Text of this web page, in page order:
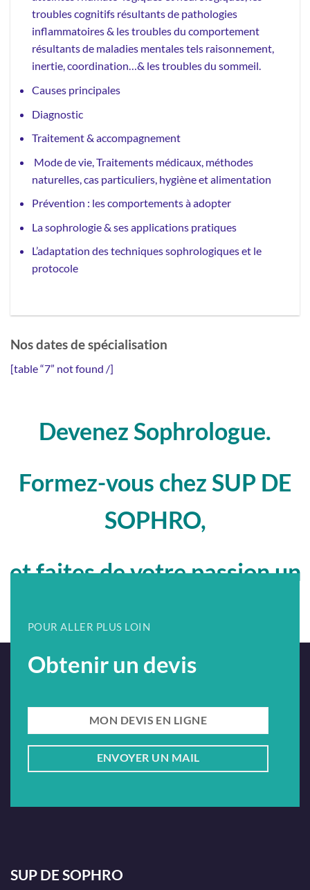
troubles cognitifs résultants de pathologies
inflammatoires & les troubles du comportement
résultants de maladies mentales tels raisonnement,
inertie, coordination…& les troubles du sommeil.
Causes principales
Diagnostic
Traitement & accompagnement
Mode de vie, Traitements médicaux, méthodes
naturelles, cas particuliers, hygiène et alimentation
Prévention : les comportements à adopter
La sophrologie & ses applications pratiques
L’adaptation des techniques sophrologiques et le
protocole
Nos dates de spécialisation
[table “7” not found /]
Devenez Sophrologue.
Formez-vous chez SUP DE
SOPHRO,
et faites de votre passion un
POUR ALLER PLUS LOIN
Obtenir un devis
MON DEVIS EN LIGNE
ENVOYER UN MAIL
SUP DE SOPHRO